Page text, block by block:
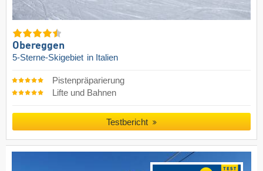
Obereggen
5-Sterne-Skigebiet in Italien
Pistenpräparierung
Lifte und Bahnen
Testbericht